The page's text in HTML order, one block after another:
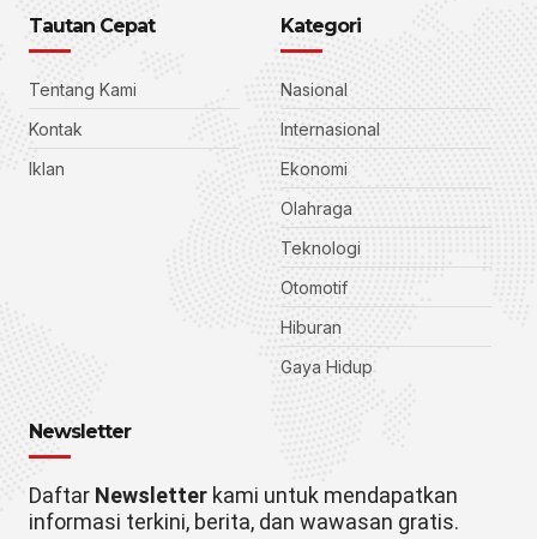
Tautan Cepat
Tentang Kami
Kontak
Iklan
Kategori
Nasional
Internasional
Ekonomi
Olahraga
Teknologi
Otomotif
Hiburan
Gaya Hidup
Newsletter
Daftar Newsletter kami untuk mendapatkan
informasi terkini, berita, dan wawasan gratis.